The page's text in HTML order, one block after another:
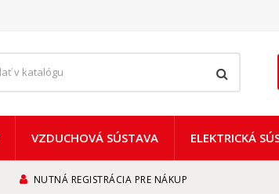
VZDUCHOVÁ SÚSTAVA ELEKTRICKÁ
NUTNÁ REGISTRÁCIA PRE NÁKUP